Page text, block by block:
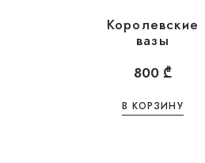
Королевские
вазы
800 ₾
В КОРЗИНУ